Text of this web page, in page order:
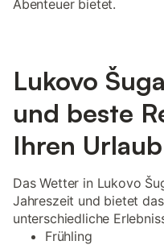
Abenteuer bietet.
Lukovo
und beste
Ihren Urlaub
Das Wetter in Lukovo
Jahreszeit und bietet
unterschiedliche
Frühling